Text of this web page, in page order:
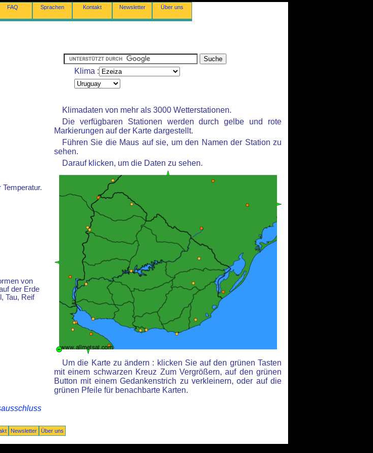
FAQ Sprachen Kontakt Newsletter Über uns
Klima :
von
der Erde
Tau, Reif
Klimadaten von mehr als 3000 Wetterstationen.
Die verfügbaren Stationen werden durch gelbe und rote
Markierungen auf der Karte dargestellt.
Führen Sie die Maus auf sie, um den Namen der Station zu
sehen.
Darauf klicken, um die Daten zu sehen.
Um die Karte zu ändern : klicken Sie auf den grünen Tasten
mit einem schwarzen Kreuz Zum Vergrößern, auf den grünen
Button mit einem Gedankenstrich zu verkleinern, oder auf die
grünen Pfeile für benachbarte Karten.
Newsletter Über uns